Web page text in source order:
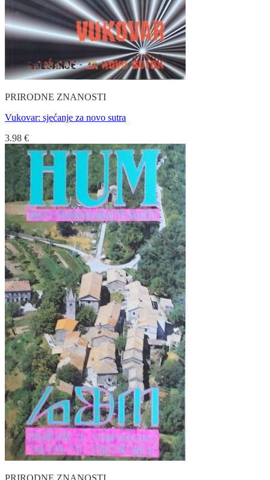
PRIRODNE ZNANOSTI
Vukovar: sjećanje za novo sutra
3.98 €
PRIRODNE ZNANOSTI